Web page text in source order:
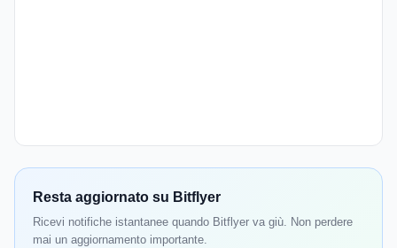
Resta aggiornato su Bitflyer
Ricevi notifiche istantanee quando Bitflyer va giù. Non perdere
mai un aggiornamento importante.